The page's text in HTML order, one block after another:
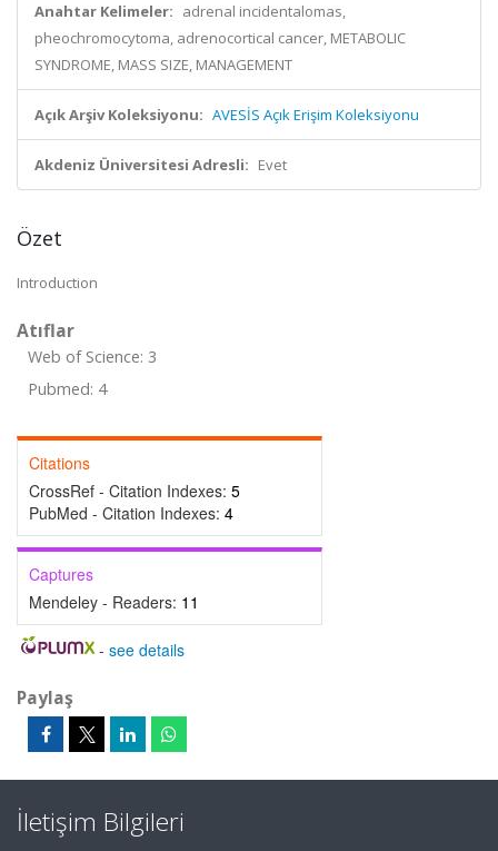
Anahtar Kelimeler: adrenal incidentalomas,
pheochromocytoma, adrenocortical cancer, METABOLIC
SYNDROME, MASS SIZE, MANAGEMENT
Açık Arşiv Koleksiyonu: AVESİS Açık Erişim Koleksiyonu
Akdeniz Üniversitesi Adresli: Evet
Özet
Introduction
Atıflar
Web of Science: 3
Pubmed: 4
Citations
CrossRef - Citation Indexes: 5
PubMed - Citation Indexes: 4
Captures
Mendeley - Readers: 11
- see details
Paylaş
İletişim Bilgileri